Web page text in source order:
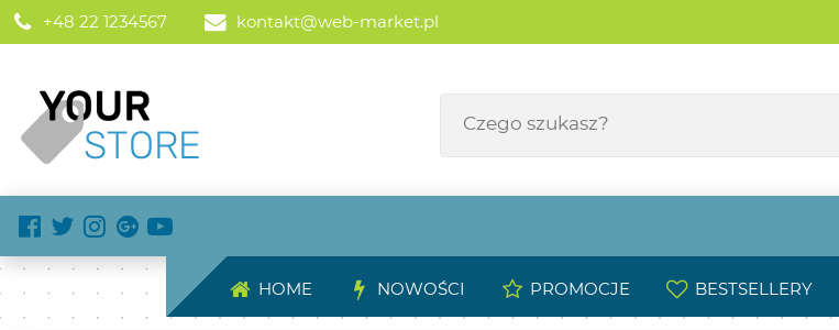
+48 22 1234567 kontakt@web-market.pl
HOME NOWOŚCI PROMOCJE BESTSELLERY